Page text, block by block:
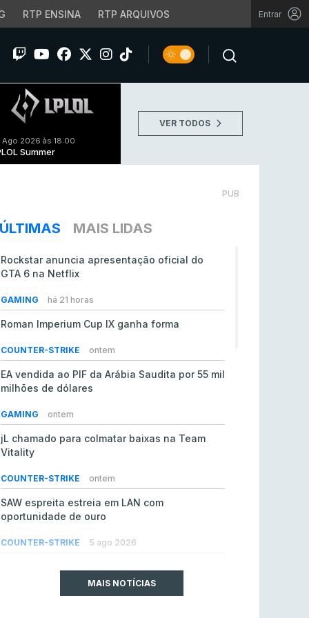
RTP ENSINA RTP ARQUIVOS Entrar
Ago 2026 às 18:00
Summer
VER TODOS
PUB
ÚLTIMAS MAIS LIDAS
Rockstar anuncia apresentação oficial do
GTA 6 na Netflix
GAMING há 21 horas
Roman Imperium Cup IX ganha forma
COUNTER-STRIKE ontem
EA vendida ao PIF da Arábia Saudita por 55 mil
milhões de dólares
GAMING ontem
jL chamado para colmatar baixas na Team
Vitality
COUNTER-STRIKE ontem
SAW espreita estreia em LAN com
oportunidade de ouro
COUNTER-STRIKE 5 ago 2026
do Counter-Strike 2MAIS NOTÍCIAS